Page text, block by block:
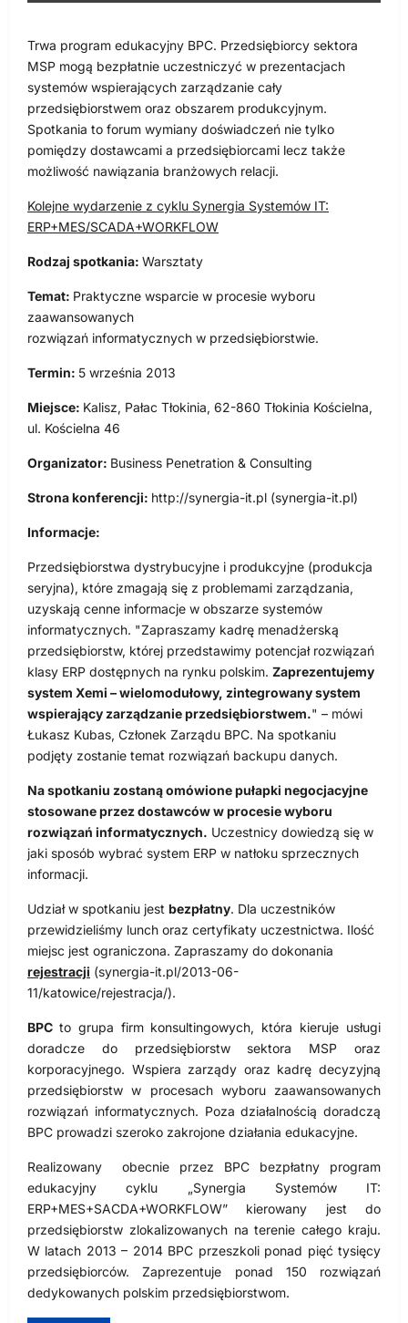
Trwa program edukacyjny BPC. Przedsiębiorcy sektora
MSP mogą bezpłatnie uczestniczyć w prezentacjach
systemów wspierających zarządzanie cały
przedsiębiorstwem oraz obszarem produkcyjnym.
Spotkania to forum wymiany doświadczeń nie tylko
pomiędzy dostawcami a przedsiębiorcami lecz także
możliwość nawiązania branżowych relacji.
Kolejne wydarzenie z cyklu Synergia Systemów IT:
ERP+MES/SCADA+WORKFLOW
Rodzaj spotkania: Warsztaty
Temat: Praktyczne wsparcie w procesie wyboru
zaawansowanych
rozwiązań informatycznych w przedsiębiorstwie.
Termin: 5 września 2013
Miejsce: Kalisz, Pałac Tłokinia, 62-860 Tłokinia Kościelna,
ul. Kościelna 46
Organizator: Business Penetration & Consulting
Strona konferencji: http://synergia-it.pl (synergia-it.pl)
Informacje:
Przedsiębiorstwa dystrybucyjne i produkcyjne (produkcja
seryjna), które zmagają się z problemami zarządzania,
uzyskają cenne informacje w obszarze systemów
informatycznych. "Zapraszamy kadrę menadżerską
przedsiębiorstw, której przedstawimy potencjał rozwiązań
klasy ERP dostępnych na rynku polskim. Zaprezentujemy
system Xemi – wielomodułowy, zintegrowany system
wspierający zarządzanie przedsiębiorstwem." – mówi
Łukasz Kubas, Członek Zarządu BPC. Na spotkaniu
podjęty zostanie temat rozwiązań backupu danych.
Na spotkaniu zostaną omówione pułapki negocjacyjne
stosowane przez dostawców w procesie wyboru
rozwiązań informatycznych. Uczestnicy dowiedzą się w
jaki sposób wybrać system ERP w natłoku sprzecznych
informacji.
Udział w spotkaniu jest bezpłatny. Dla uczestników
przewidzieliśmy lunch oraz certyfikaty uczestnictwa. Ilość
miejsc jest ograniczona. Zapraszamy do dokonania
rejestracji (synergia-it.pl/2013-06-
11/katowice/rejestracja/).
BPC to grupa firm konsultingowych, która kieruje usługi
doradcze do przedsiębiorstw sektora MSP oraz
korporacyjnego. Wspiera zarządy oraz kadrę decyzyjną
przedsiębiorstw w procesach wyboru zaawansowanych
rozwiązań informatycznych. Poza działalnością doradczą
BPC prowadzi szeroko zakrojone działania edukacyjne.
Realizowany obecnie przez BPC bezpłatny program
edukacyjny cyklu „Synergia Systemów IT:
ERP+MES+SACDA+WORKFLOW” kierowany jest do
przedsiębiorstw zlokalizowanych na terenie całego kraju.
W latach 2013 – 2014 BPC przeszkoli ponad pięć tysięcy
przedsiębiorców. Zaprezentuje ponad 150 rozwiązań
dedykowanych polskim przedsiębiorstwom.